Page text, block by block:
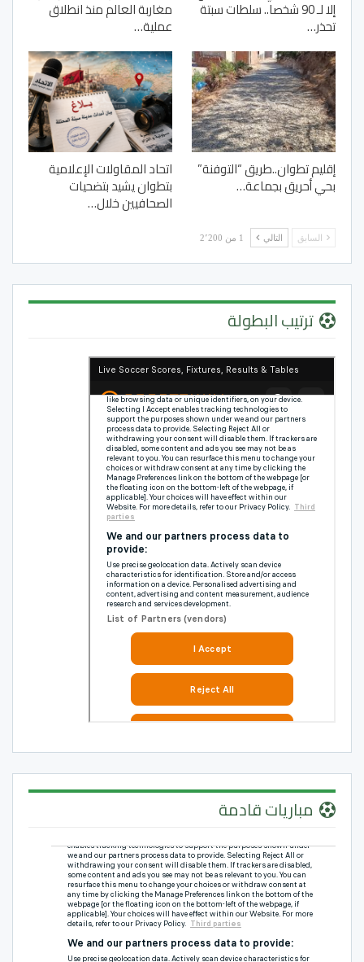
إلا لـ 90 شخصا.. سلطات سبتة
تحذر…
مغاربة العالم منذ انطلاق
عملية…
إقليم تطوان..طريق “التوفنة”
بحي أحريق بجماعة…
اتحاد المقاولات الإعلامية
بتطوان يشيد بتضحيات
الصحافيين خلال…
السابق التالي 1 من 2٬200
ترتيب البطولة
مباريات قادمة